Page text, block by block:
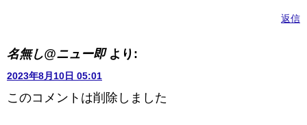
返信
名無し@ニュー即 より:
2023年8月10日 05:01
このコメントは削除しました